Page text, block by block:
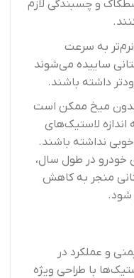
و چسبندگی لازم
نرم‌تر به سرعت
ساییده می‌شوند
داشته باشند.
میخ ممکن است
لاستیک‌های
نداشته باشند.
خودرو در طول سال،
منجر به کاهش
شود.
و عملکرد در
با طراحی ویژه